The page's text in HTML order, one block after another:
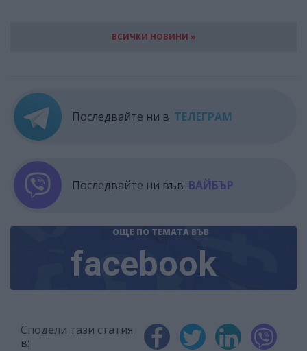
ВСИЧКИ НОВИНИ »
Последвайте ни в ТЕЛЕГРАМ
Последвайте ни във ВАЙБЪР
ОЩЕ ПО ТЕМАТА ВЪВ
facebook
Сподели тази статия
в: